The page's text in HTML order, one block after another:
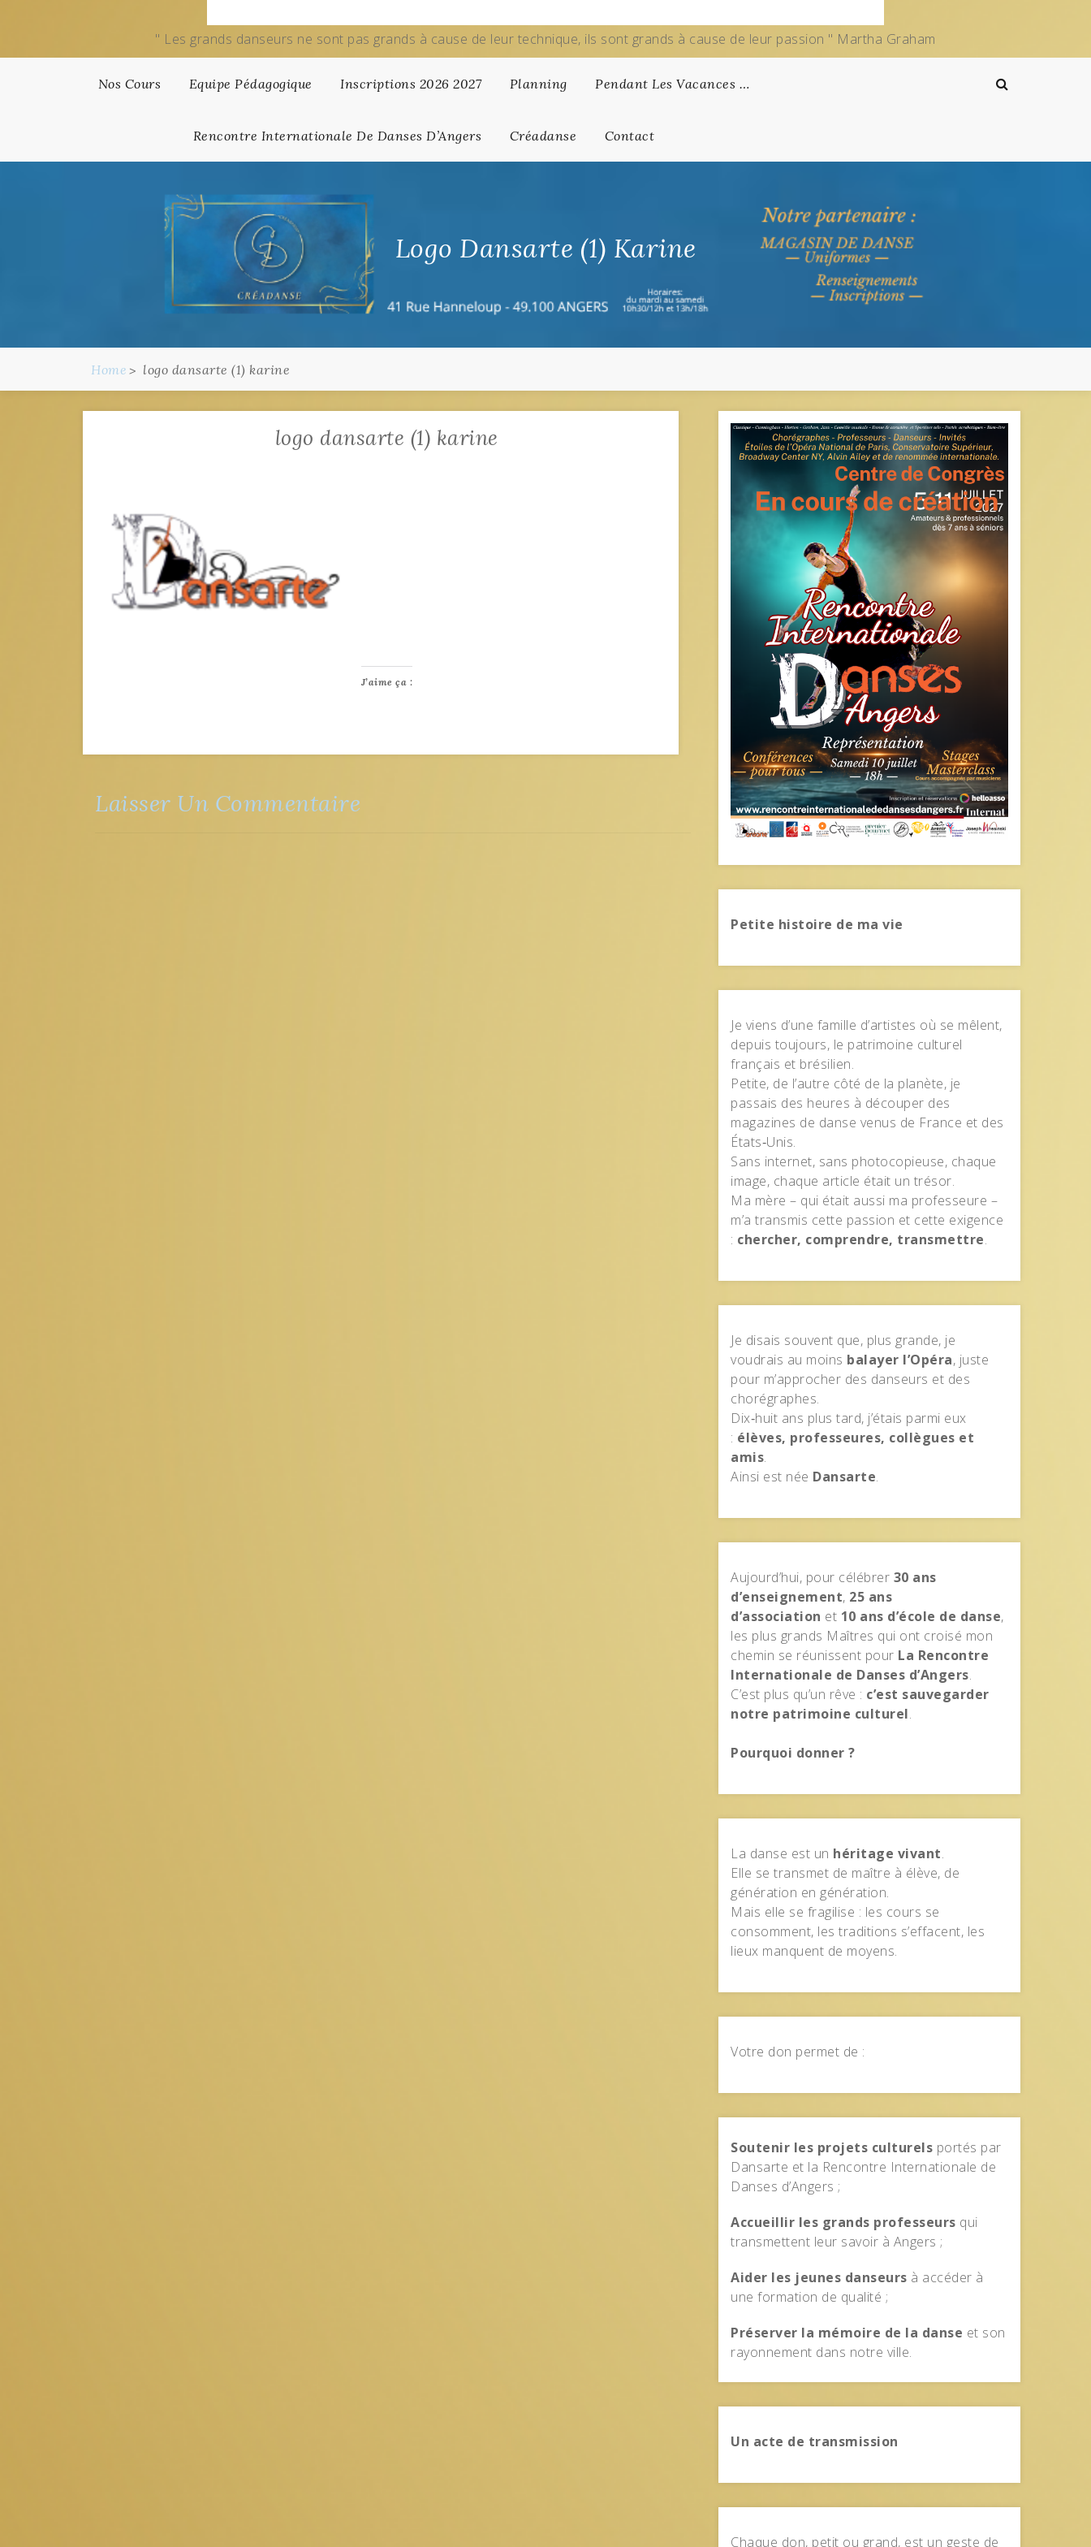
" Les grands danseurs ne sont pas grands à cause de leur technique, ils sont grands à cause de leur passion " Martha Graham
Nos Cours Equipe Pédagogique Inscriptions 2026 2027 Planning Pendant Les Vacances …
Rencontre Internationale De Danses D’Angers Créadanse Contact
Logo Dansarte (1) Karine
Home logo dansarte (1) karine
logo dansarte (1) karine
J’aime ça :
Laisser Un Commentaire
Petite histoire de ma vie
Je viens d’une famille d’artistes où se mêlent,
depuis toujours, le patrimoine culturel
français et brésilien.
Petite, de l’autre côté de la planète, je
passais des heures à découper des
magazines de danse venus de France et des
États‑Unis.
Sans internet, sans photocopieuse, chaque
image, chaque article était un trésor.
Ma mère – qui était aussi ma professeure –
m’a transmis cette passion et cette exigence
: chercher, comprendre, transmettre.
Je disais souvent que, plus grande, je
voudrais au moins balayer l’Opéra, juste
pour m’approcher des danseurs et des
chorégraphes.
Dix‑huit ans plus tard, j’étais parmi eux
: élèves, professeures, collègues et
amis.
Ainsi est née Dansarte.
Aujourd’hui, pour célébrer 30 ans
d’enseignement, 25 ans
d’association et 10 ans d’école de danse,
les plus grands Maîtres qui ont croisé mon
chemin se réunissent pour La Rencontre
Internationale de Danses d’Angers.
C’est plus qu’un rêve : c’est sauvegarder
notre patrimoine culturel.
Pourquoi donner ?
La danse est un héritage vivant.
Elle se transmet de maître à élève, de
génération en génération.
Mais elle se fragilise : les cours se
consomment, les traditions s’effacent, les
lieux manquent de moyens.
Votre don permet de :
Soutenir les projets culturels portés par
Dansarte et la Rencontre Internationale de
Danses d’Angers ;
Accueillir les grands professeurs qui
transmettent leur savoir à Angers ;
Aider les jeunes danseurs à accéder à
une formation de qualité ;
Préserver la mémoire de la danse et son
rayonnement dans notre ville.
Un acte de transmission
Chaque don, petit ou grand, est un geste de